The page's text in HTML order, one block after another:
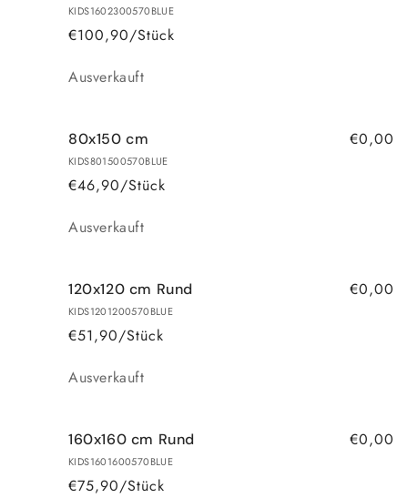
KIDS1602300570BLUE
€100,90/Stück
Anzahl
Ausverkauft
80x150 cm
KIDS801500570BLUE
€46,90/Stück
€0,00
Anzahl
Ausverkauft
120x120 cm Rund
KIDS1201200570BLUE
€51,90/Stück
€0,00
Anzahl
Ausverkauft
160x160 cm Rund
KIDS1601600570BLUE
€75,90/Stück
€0,00